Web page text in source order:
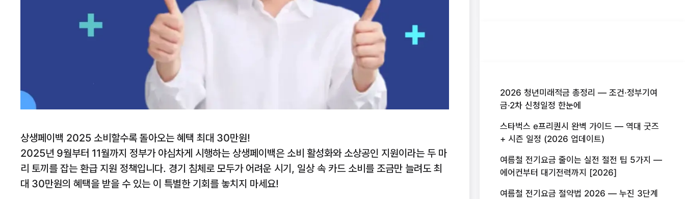
상생페이백 2025 소비할수록 돌아오는 혜택 최대 30만원!
2025년 9월부터 11월까지 정부가 야심차게 시행하는 상생페이백은 소비 활성화와 소상공인 지원이라는 두 마
리 토끼를 잡는 환급 지원 정책입니다. 경기 침체로 모두가 어려운 시기, 일상 속 카드 소비를 조금만 늘려도 최
대 30만원의 혜택을 받을 수 있는 이 특별한 기회를 놓치지 마세요!
2026 청년미래적금 총정리 — 조건·정부기여
금·2차 신청일정 한눈에
스타벅스 e프리퀀시 완벽 가이드 — 역대 굿즈
+ 시즌 일정 (2026 업데이트)
여름철 전기요금 줄이는 실전 절전 팁 5가지 —
에어컨부터 대기전력까지 [2026]
여름철 전기요금 절약법 2026 — 누진 3단계